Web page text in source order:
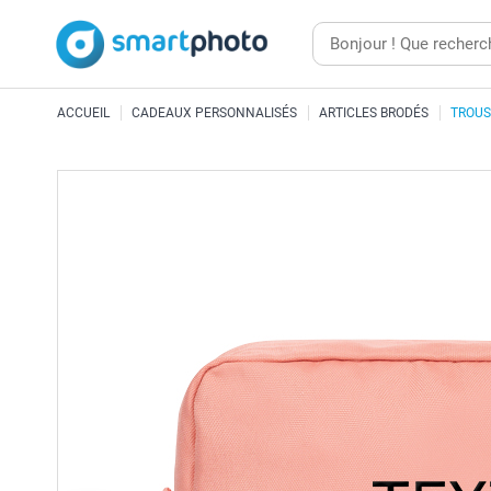
ACCUEIL CADEAUX PERSONNALISÉS ARTICLES BRODÉS